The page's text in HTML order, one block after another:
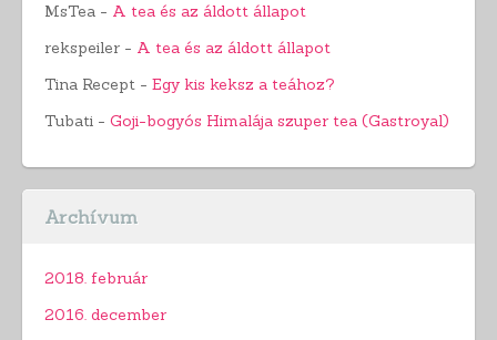
MsTea - A tea és az áldott állapot
rekspeiler - A tea és az áldott állapot
Tina Recept - Egy kis keksz a teához?
Tubati - Goji-bogyós Himalája szuper tea (Gastroyal)
Archívum
2018. február
2016. december